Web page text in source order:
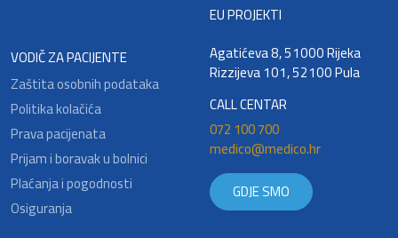
EU PROJEKTI
VODIČ ZA PACIJENTE
Zaštita osobnih podataka
Politika kolačića
Prava pacijenata
Prijam i boravak u bolnici
Plaćanja i pogodnosti
Osiguranja
Agatićeva 8, 51000 Rijeka
Rizzijeva 101, 52100 Pula
CALL CENTAR
072 100 700
medico@medico.hr
GDJE SMO